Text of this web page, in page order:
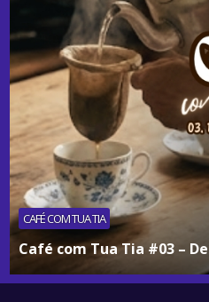
CAFÉ COM TUA TIA
Café com Tua Tia #03 –